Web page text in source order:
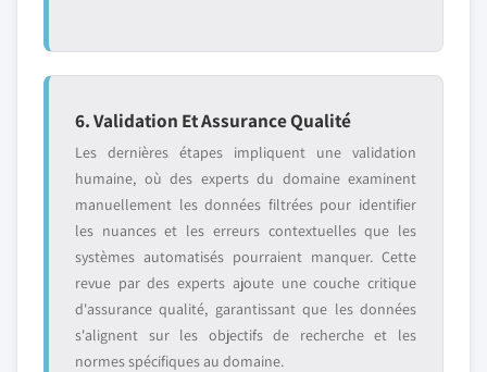
6. Validation Et Assurance Qualité
Les dernières étapes impliquent une validation
humaine, où des experts du domaine examinent
manuellement les données filtrées pour identifier
les nuances et les erreurs contextuelles que les
systèmes automatisés pourraient manquer. Cette
revue par des experts ajoute une couche critique
d'assurance qualité, garantissant que les données
s'alignent sur les objectifs de recherche et les
normes spécifiques au domaine.